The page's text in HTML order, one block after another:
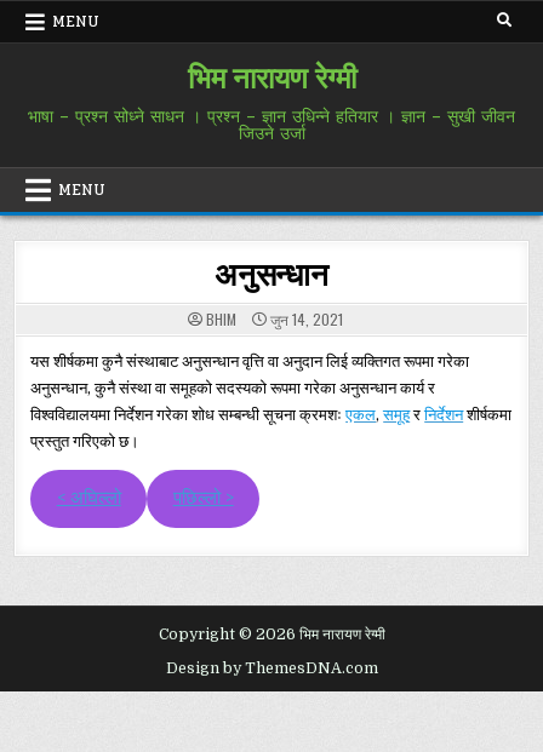
Skip
MENU
भिम नारायण रेग्मी
भाषा – प्रश्न सोध्ने साधन । प्रश्न – ज्ञान उधिन्ने हतियार । ज्ञान – सुखी जीवन
जिउने उर्जा
MENU
अनुसन्धान
BHIM जुन 14, 2021
यस शीर्षकमा कुनै संस्थाबाट अनुसन्धान वृत्ति वा अनुदान लिई व्यक्तिगत रूपमा गरेका
अनुसन्धान, कुनै संस्था वा समूहको सदस्यको रूपमा गरेका अनुसन्धान कार्य र
विश्वविद्यालयमा निर्देशन गरेका शोध सम्बन्धी सूचना क्रमशःएकल,समूहरनिर्देशनशीर्षकमा
प्रस्तुत गरिएको छ।
< अघिल्लो पछिल्लो >
Copyright © 2026 भिम नारायण रेग्मी
Design by ThemesDNA.com